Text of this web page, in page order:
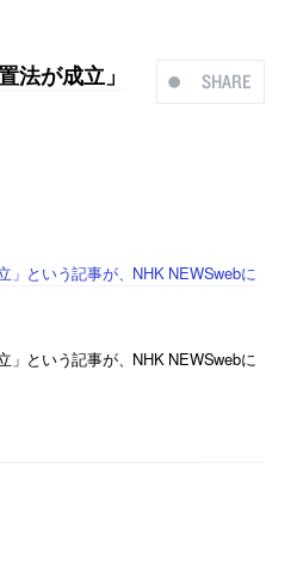
SHARE
法が成立」
」という記事が、NHK NEWSwebに
」という記事が、NHK NEWSwebに